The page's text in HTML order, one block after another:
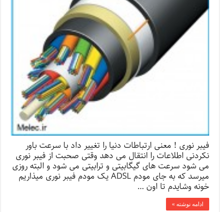
فیبر نوری ! معنی ارتباطات دنیا را تغییر داد با سرعت باور
نکردنی اطلاعات را انتقال می دهد وقتی صحبت از فیبر نوری
می شود سرعت های گیگابیتی و ترابیتی می شود و البته روزی
میرسد که به جای مودم ADSL یک مودم فیبر نوری میذاریم
خونه وشایدم تا اون …
ادامه نوشته »